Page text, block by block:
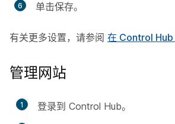
单击保存。
有关更多设置，请参阅 在 Control Hub
管理网站
1 登录到 Control Hub。